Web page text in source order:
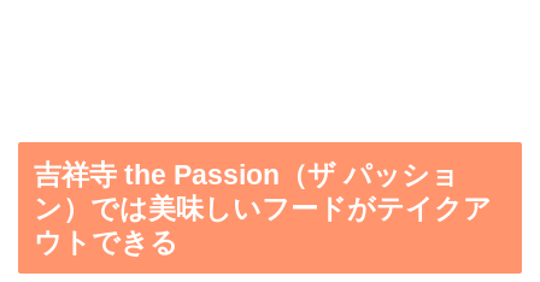
吉祥寺 the Passion（ザ パッショ
ン）では美味しいフードがテイクア
ウトできる